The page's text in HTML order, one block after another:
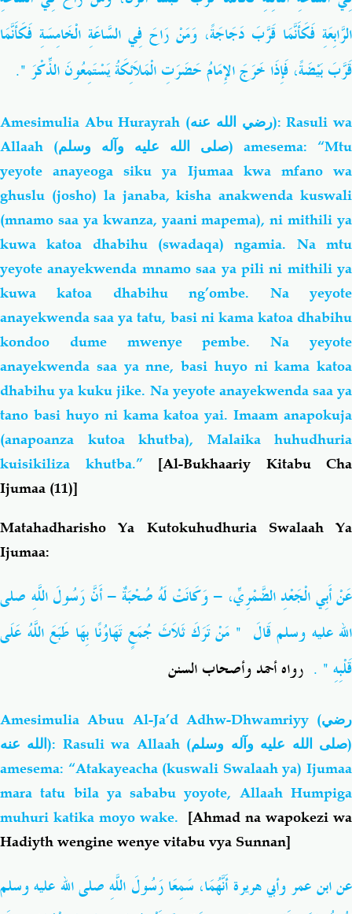
الرَّابِعَةِ فَكَأَنَّمَا قَرَّبَ دَجَاجَةً، وَمَنْ رَاحَ فِي السَّاعَةِ الْخَامِسَةِ فَكَأَنَّمَا
قَرَّبَ بَيْضَةً، فَإِذَا خَرَجَ الإِمَامُ حَضَرَتِ الْمَلاَئِكَةُ يَسْتَمِعُونَ الذِّكْرَ ‏"‏‏.‏
Amesimulia Abu Hurayrah (رضي الله عنه): Rasuli wa
Allaah (صلى الله عليه وآله وسلم) amesema: “Mtu
yeyote anayeoga siku ya Ijumaa kwa mfano wa
ghuslu (josho) la janaba, kisha anakwenda kuswali
(mnamo saa ya kwanza, yaani mapema), ni mithili ya
kuwa katoa dhabihu (swadaqa) ngamia. Na mtu
yeyote anayekwenda mnamo saa ya pili ni mithili ya
kuwa katoa dhabihu ng’ombe. Na yeyote
anayekwenda saa ya tatu, basi ni kama katoa dhabihu
kondoo dume mwenye pembe. Na yeyote
anayekwenda saa ya nne, basi huyo ni kama katoa
dhabihu ya kuku jike. Na yeyote anayekwenda saa ya
tano basi huyo ni kama katoa yai. Imaam anapokuja
(anapoanza kutoa khutba), Malaika huhudhuria
kuisikiliza khutba.” [Al-Bukhaariy Kitabu Cha
Ijumaa (11)]
Matahadharisho Ya Kutokuhudhuria Swalaah Ya
Ijumaa:
عَنْ أَبِي الْجَعْدِ الضَّمْرِيِّ، - وَكَانَتْ لَهُ صُحْبَةٌ - أَنَّ رَسُولَ اللَّهِ صلى
الله عليه وسلم قَالَ ‏ " ‏ مَنْ تَرَكَ ثَلاَثَ جُمَعٍ تَهَاوُنًا بِهَا طَبَعَ اللَّهُ عَلَى
قَلْبِهِ ‏"
‏ ‏. رواه أحمد وأصحاب السنن
Amesimulia Abuu Al-Ja’d Adhw-Dhwamriyy (رضي
الله عنه): Rasuli wa Allaah (صلى الله عليه وآله وسلم)
amesema: “Atakayeacha (kuswali Swalaah ya) Ijumaa
mara tatu bila ya sababu yoyote, Allaah Humpiga
muhuri katika moyo wake. [Ahmad na wapokezi wa
Hadiyth wengine wenye vitabu vya Sunnan]
عنابن عمر وأبي هريرة أَنَّهُمَا، سَمِعَا رَسُولَ اللَّهِ صلى الله عليه وسلم